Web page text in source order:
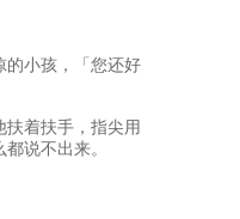
小孩，「您还好
着扶手，指尖用
说不出来。